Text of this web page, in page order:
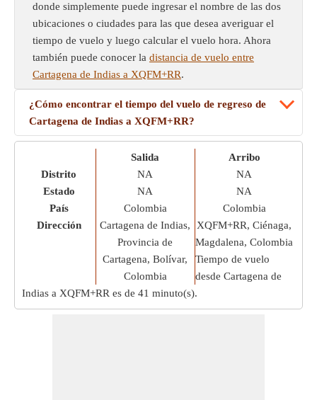
donde simplemente puede ingresar el nombre de las dos
ubicaciones o ciudades para las que desea averiguar el
tiempo de vuelo y luego calcular el vuelo hora. Ahora
también puede conocer la distancia de vuelo entre
Cartagena de Indias a XQFM+RR.
¿Cómo encontrar el tiempo del vuelo de regreso de
Cartagena de Indias a XQFM+RR?
Distrito
Estado
País
Dirección
Salida
NA
NA
Colombia
Cartagena de Indias,
Provincia de
Cartagena, Bolívar,
Colombia
Arribo
NA
NA
Colombia
XQFM+RR, Ciénaga,
Magdalena, Colombia
Tiempo de vuelo
desde Cartagena de
Indias a XQFM+RR es de 41 minuto(s).